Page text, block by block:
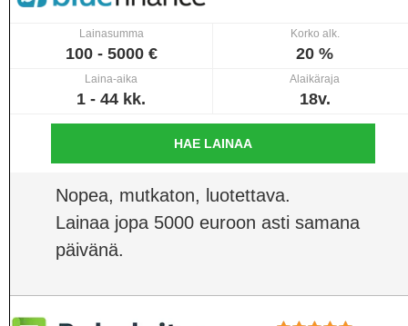
Lainasumma
100 - 5000 €
Korko alk.
20 %
Laina-aika
1 - 44 kk.
Alaikäraja
18v.
HAE LAINAA
Nopea, mutkaton, luotettava.
Lainaa jopa 5000 euroon asti samana
päivänä.